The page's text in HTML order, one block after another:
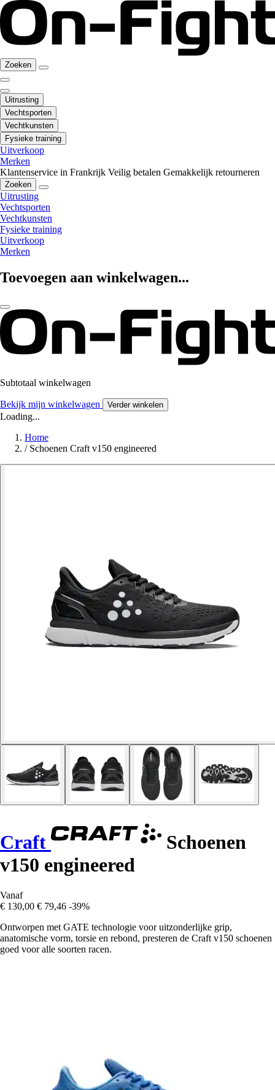
Zoeken
Uitrusting
Vechtsporten
Vechtkunsten
Fysieke training
Uitverkoop
Merken
Klantenservice in Frankrijk Veilig betalen Gemakkelijk retourneren
Zoeken
Uitrusting
Vechtsporten
Vechtkunsten
Fysieke training
Uitverkoop
Merken
Toevoegen aan winkelwagen...
Subtotaal winkelwagen
Bekijk mijn winkelwagen Verder winkelen
Loading...
Home
/ Schoenen Craft v150 engineered
Craft
Schoenen
v150 engineered
Vanaf
€ 130,00 € 79,46 -39%
Ontworpen met GATE technologie voor uitzonderlijke grip,
anatomische vorm, torsie en rebond, presteren de Craft v150 schoenen
goed voor alle soorten racen.